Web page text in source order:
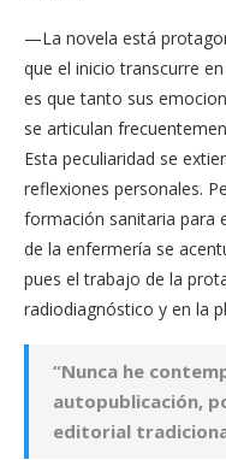
—La novela está
que el inicio transcurre
es que tanto sus
se articulan
Esta peculiaridad se
reflexiones personales.
formación sanitaria para
de la enfermería se
pues el trabajo de la
radiodiagnóstico y en la
“Nunca he
autopublicación,
editorial